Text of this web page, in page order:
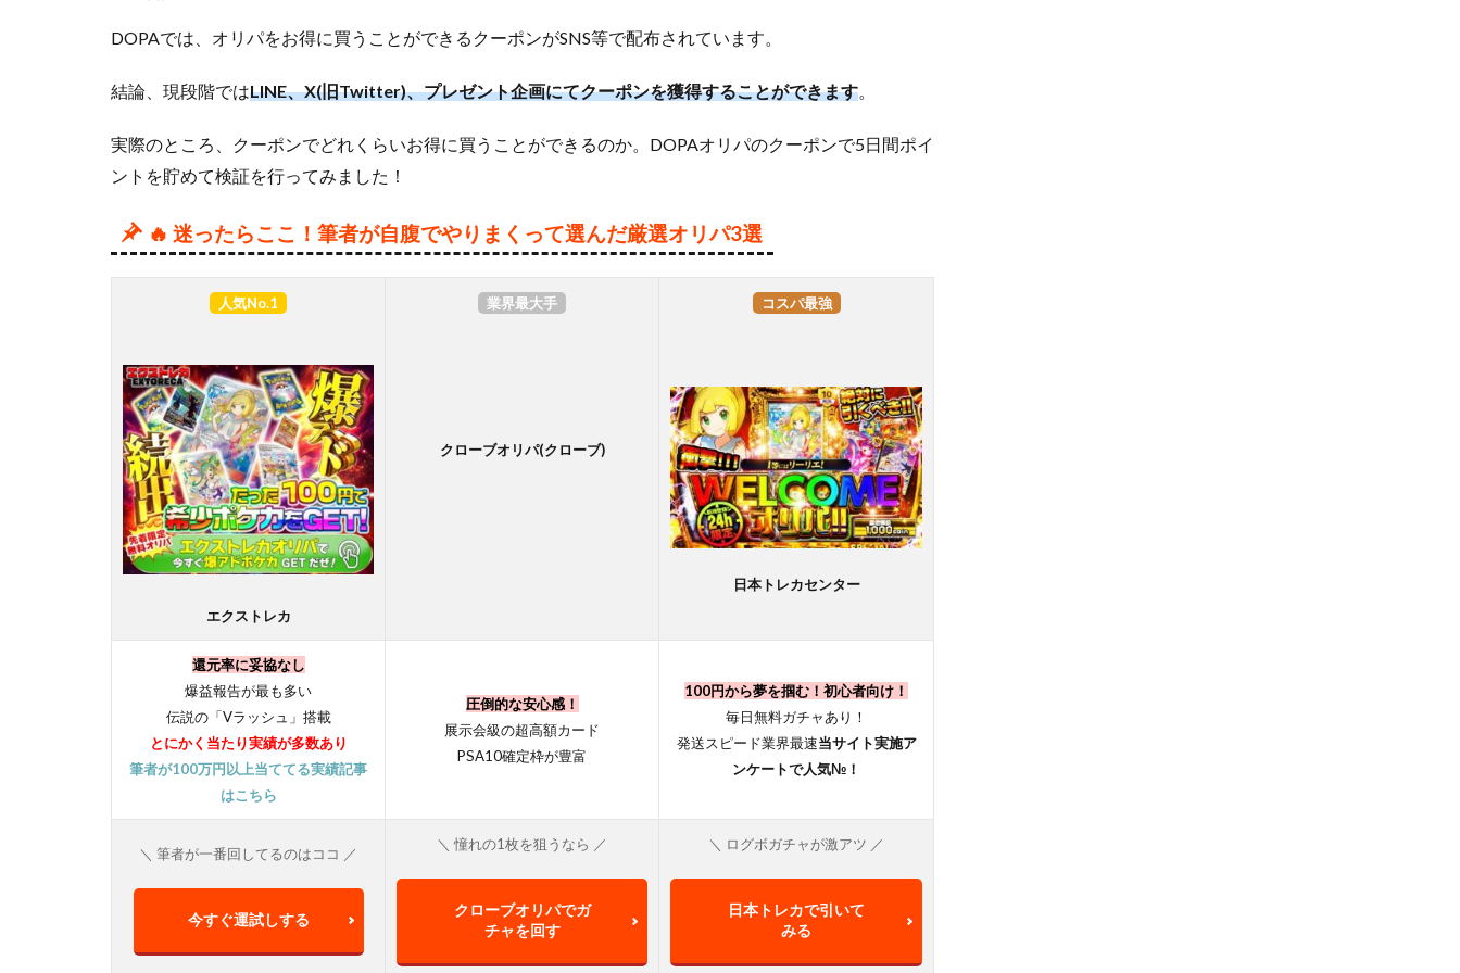
DOPAでは、オリパをお得に買うことができるクーポンがSNS等で配布されています。
結論、現段階ではLINE、X(旧Twitter)、プレゼント企画にてクーポンを獲得することができます。
実際のところ、クーポンでどれくらいお得に買うことができるのか。DOPAオリパのクーポンで5日間ポイ
ントを貯めて検証を行ってみました！
🔥 迷ったらここ！筆者が自腹でやりまくって選んだ厳選オリパ3選
人気No.1
エクストレカ
業界最大手
クローブオリパ(クローブ)
コスパ最強
日本トレカセンター
還元率に妥協なし
爆益報告が最も多い
伝説の「Vラッシュ」搭載
とにかく当たり実績が多数あり
筆者が100万円以上当ててる実績記事
はこちら
圧倒的な安心感！
展示会級の超高額カード
PSA10確定枠が豊富
100円から夢を掴む！初心者向け！
毎日無料ガチャあり！
発送スピード業界最速当サイト実施ア
ンケートで人気№！
＼ 筆者が一番回してるのはココ ／
今すぐ運試しする
＼ 憧れの1枚を狙うなら ／
クローブオリパでガ
チャを回す
＼ ログボガチャが激アツ ／
日本トレカで引いて
みる